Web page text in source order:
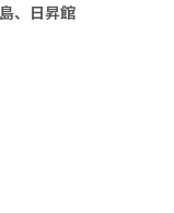
、日昇館